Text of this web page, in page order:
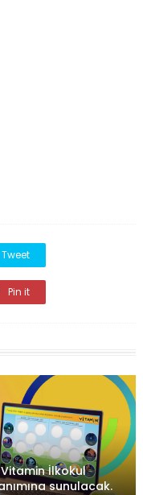
Tweet
Pin it
İlkokul
sunulacak.